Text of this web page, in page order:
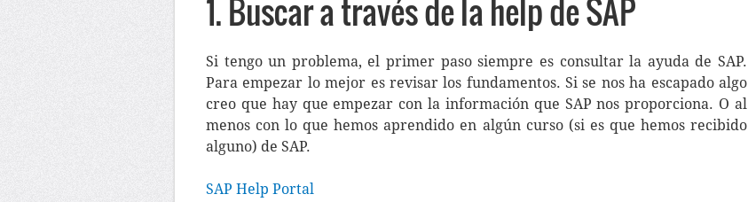
1. Buscar a través de la help de SAP
Si tengo un problema, el primer paso siempre es consultar la ayuda de SAP.
Para empezar lo mejor es revisar los fundamentos. Si se nos ha escapado algo
creo que hay que empezar con la información que SAP nos proporciona. O al
menos con lo que hemos aprendido en algún curso (si es que hemos recibido
alguno) de SAP.
SAP Help Portal